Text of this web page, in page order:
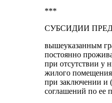
***
СУБСИДИИ
вышеуказанным
постоянно
при отсутствии у
жилого
при заключении и
соглашений по ее